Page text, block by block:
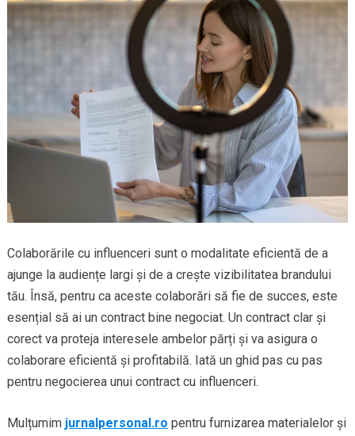
Colaborările cu influenceri sunt o modalitate eficientă de a
ajunge la audiențe largi și de a crește vizibilitatea brandului
tău. Însă, pentru ca aceste colaborări să fie de succes, este
esențial să ai un contract bine negociat. Un contract clar și
corect va proteja interesele ambelor părți și va asigura o
colaborare eficientă și profitabilă. Iată un ghid pas cu pas
pentru negocierea unui contract cu influenceri.
Mulțumim jurnalpersonal.ro pentru furnizarea materialelor și